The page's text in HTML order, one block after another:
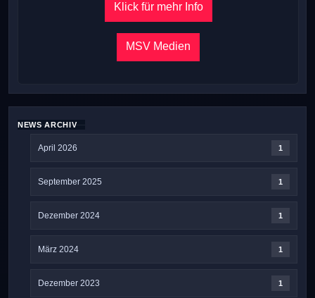
Klick für mehr Info
MSV Medien
NEWS ARCHIV
April 2026 1
September 2025 1
Dezember 2024 1
März 2024 1
Dezember 2023 1